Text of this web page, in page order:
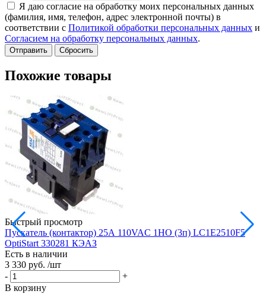
Я даю согласие на обработку моих персональных данных
(фамилия, имя, телефон, адрес электронной почты) в
соответствии с Политикой обработки персональных данных и
Согласием на обработку персональных данных.
Сбросить
Похожие товары
Быстрый просмотр
Пускатель (контактор) 25А 110VAC 1НО (3п) LC1E2510F5
OptiStart 330281 КЭАЗ
Есть в наличии
3 330 руб. /шт
-
+
В корзину